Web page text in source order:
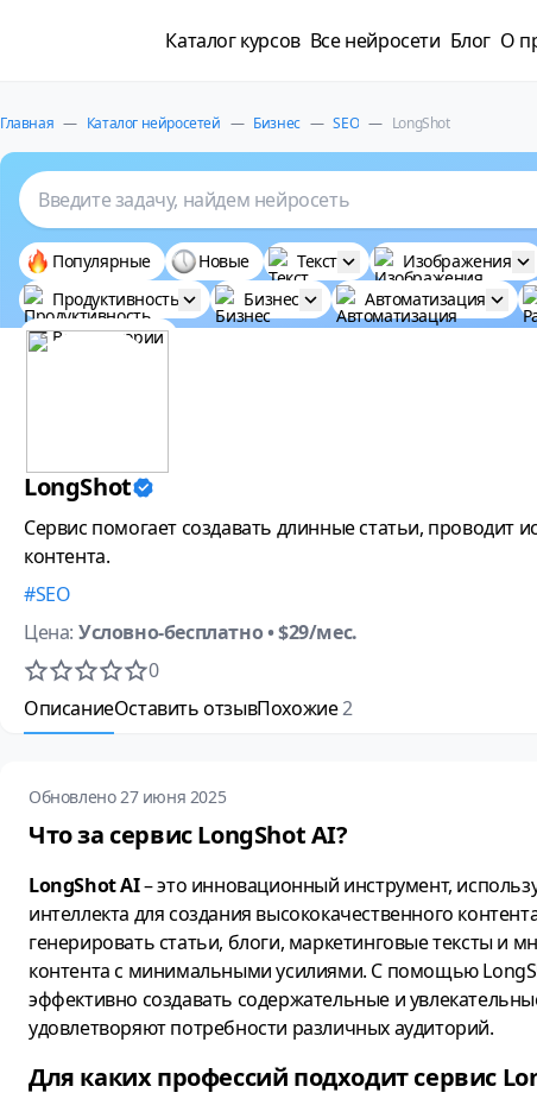
Каталог курсов Все нейросети Блог О
Главная — Каталог нейросетей — Бизнес — SEO — LongShot
Введите задачу, найдем нейросеть
Популярные Новые Текст Изображения
Продуктивность
Бизнес Автоматизация
Все категории
LongShot
Сервис помогает создавать длинные статьи, проводит
контента.
SEO
Цена: Условно-бесплатно• $29/мес.
0
ОписаниеОставить отзывПохожие2
Обновлено 27 июня 2025
Что за сервис LongShot AI?
LongShot AI– это инновационный инструмент,
интеллекта для создания высококачественного
генерировать статьи, блоги, маркетинговые тексты и
контента с минимальными усилиями. С помощью
эффективно создавать содержательные и
удовлетворяют потребности различных аудиторий.
Для каких профессий подходит сервис